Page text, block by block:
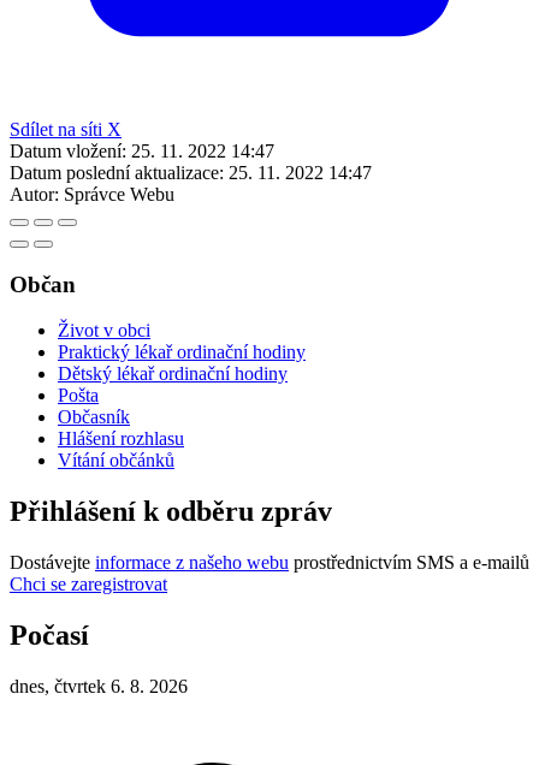
Sdílet na síti X
Datum vložení: 25. 11. 2022 14:47
Datum poslední aktualizace: 25. 11. 2022 14:47
Autor: Správce Webu
Občan
Život v obci
Praktický lékař ordinační hodiny
Dětský lékař ordinační hodiny
Pošta
Občasník
Hlášení rozhlasu
Vítání občánků
Přihlášení k odběru zpráv
Dostávejte informace z našeho webu prostřednictvím SMS a e-mailů
Chci se zaregistrovat
Počasí
dnes, čtvrtek 6. 8. 2026